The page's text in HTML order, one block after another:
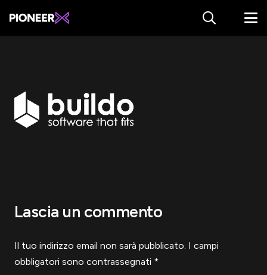
Lascia un commento
Il tuo indirizzo email non sarà pubblicato. I campi
obbligatori sono contrassegnati *